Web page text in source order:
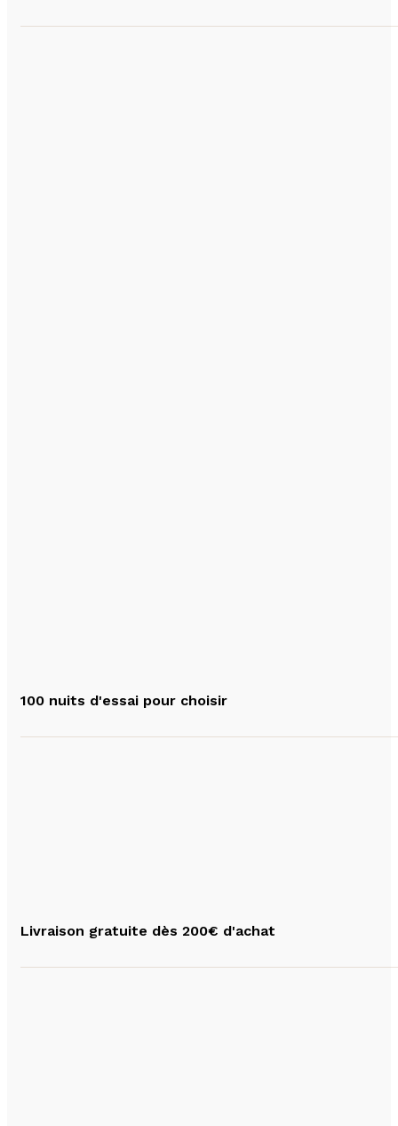
100 nuits d'essai pour choisir
Livraison gratuite dès 200€ d'achat